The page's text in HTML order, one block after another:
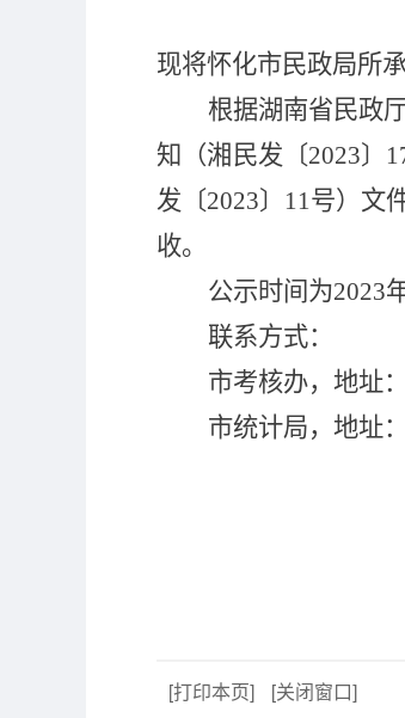
现将怀化市民政局所
根据湖南省民政
知（湘民发〔2023〕
发〔2023〕 11号） 文
收。
公示时间为2023
联系方式：
市考核办，地址
市统计局，地址
[打印本页] [关闭窗口]